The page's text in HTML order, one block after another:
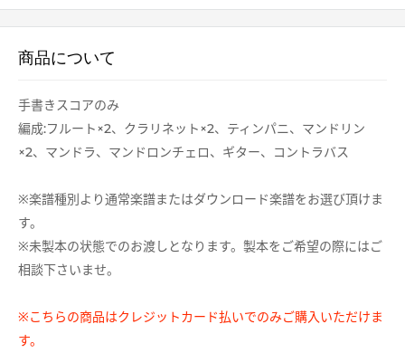
商品について
手書きスコアのみ
編成:フルート×2、クラリネット×2、ティンパニ、マンドリン
×2、マンドラ、マンドロンチェロ、ギター、コントラバス
※楽譜種別より通常楽譜またはダウンロード楽譜をお選び頂けま
す。
※未製本の状態でのお渡しとなります。製本をご希望の際にはご
相談下さいませ。
※こちらの商品はクレジットカード払いでのみご購入いただけま
す。